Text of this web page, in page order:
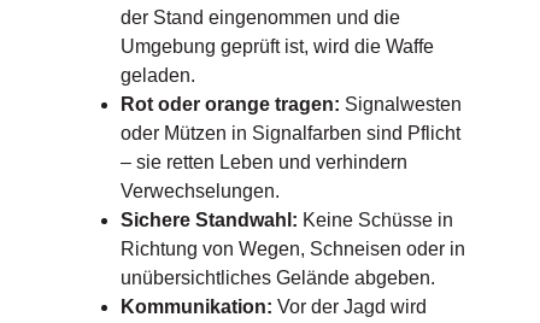
der Stand eingenommen und die
Umgebung geprüft ist, wird die Waffe
geladen.
Rot oder orange tragen: Signalwesten
oder Mützen in Signalfarben sind Pflicht
– sie retten Leben und verhindern
Verwechselungen.
Sichere Standwahl: Keine Schüsse in
Richtung von Wegen, Schneisen oder in
unübersichtliches Gelände abgeben.
Kommunikation: Vor der Jagd wird